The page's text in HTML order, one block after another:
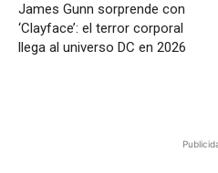
James Gunn sorprende con
‘Clayface’: el terror corporal
llega al universo DC en 2026